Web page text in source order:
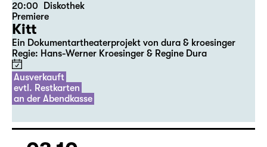
20:00
Diskothek
Premiere
Kitt
Ein Dokumentartheaterprojekt von dura & kroesinger
Regie: Hans-Werner Kroesinger & ­Regine Dura
Ausverkauft
evtl. Restkarten
an der Abendkasse